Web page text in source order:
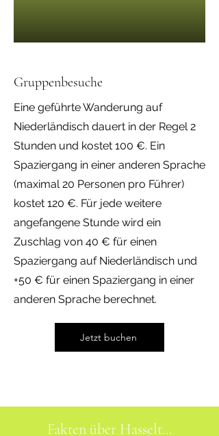
Gruppenbesuche
Eine geführte Wanderung auf
Niederländisch dauert in der Regel 2
Stunden und kostet 100 €. Ein
Spaziergang in einer anderen Sprache
(maximal 20 Personen pro Führer)
kostet 120 €. Für jede weitere
angefangene Stunde wird ein
Zuschlag von 40 € für einen
Spaziergang auf Niederländisch und
+50 € für einen Spaziergang in einer
anderen Sprache berechnet.
Jetzt buchen
Fakten über Hasselt...